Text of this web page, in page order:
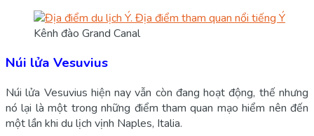
Kênh đào Grand Canal
Núi lửa Vesuvius
Núi lửa Vesuvius hiện nay vẫn còn đang hoạt động, thế nhưng
nó lại là một trong những điểm tham quan mạo hiểm nên đến
một lần khi du lịch vịnh Naples, Italia.